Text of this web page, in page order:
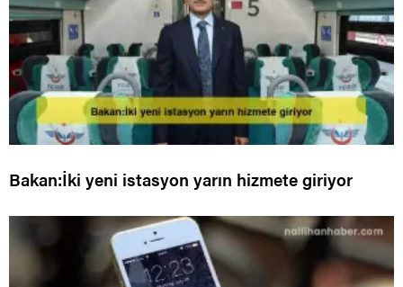
Bakan:İki yeni istasyon yarın hizmete giriyor